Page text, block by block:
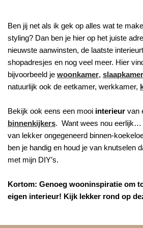
Ben jij net als ik gek op alles wat te
styling? Dan ben je hier op het juiste
nieuwste aanwinsten, de laatste
shopadresjes en nog veel meer. Hier
bijvoorbeeld je woonkamer, slaapkamer
natuurlijk ook de eetkamer, werkkamer,
Bekijk ook eens een mooi interieur van
binnenkijkers. Want wees nou eerlijk…
van lekker ongegeneerd binnen-
ben je handig en houd je van knutselen
met mijn DIY’s.
Kortom: Genoeg wooninspiratie om
eigen interieur! Kijk lekker rond op